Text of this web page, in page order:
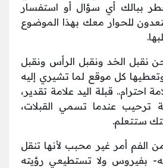
ببالك أي سؤال أو استفسار
للحوار معك بهذا الموضوع
نقبل الخد ونقبل الرأس ونقبل
وتعطيها كل موقع لما تشيري إليه
احترام.. قبلة اليد علامة تقدير،
ترحيب عندما تسمي القبلات،
ستتعلم.
من الفم أمر غير محبب لأنها تنقل
بفيروس ولا تستطيعي رؤيته